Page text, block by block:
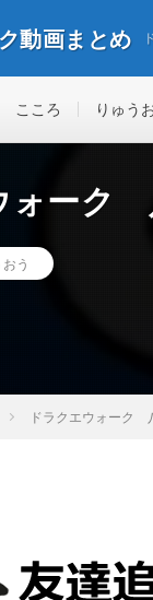
動画まとめ
こころ りゅう
ォーク
おう
ドラクエウォーク